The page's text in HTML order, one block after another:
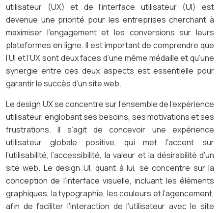
utilisateur (UX) et de l’interface utilisateur (UI) est
devenue une priorité pour les entreprises cherchant à
maximiser l’engagement et les conversions sur leurs
plateformes en ligne. Il est important de comprendre que
l’UI et l’UX sont deux faces d’une même médaille et qu’une
synergie entre ces deux aspects est essentielle pour
garantir le succès d’un site web.
Le design UX se concentre sur l’ensemble de l’expérience
utilisateur, englobant ses besoins, ses motivations et ses
frustrations. Il s’agit de concevoir une expérience
utilisateur globale positive, qui met l’accent sur
l’utilisabilité, l’accessibilité, la valeur et la désirabilité d’un
site web. Le design UI, quant à lui, se concentre sur la
conception de l’interface visuelle, incluant les éléments
graphiques, la typographie, les couleurs et l’agencement,
afin de faciliter l’interaction de l’utilisateur avec le site